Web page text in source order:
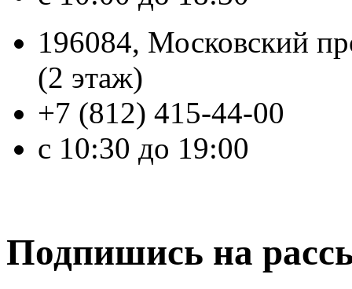
196084, Московский
(2 этаж)
+7 (812) 415-44-00
с 10:30 до 19:00
Подпишись на